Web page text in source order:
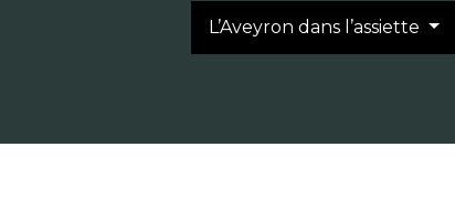
L’Aveyron dans l’assiette